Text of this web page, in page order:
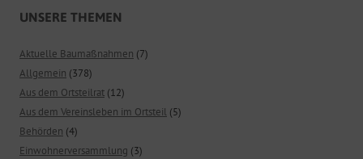
UNSERE THEMEN
Aktuelle Baumaßnahmen (7)
Allgemein (378)
Aus dem Ortsteilrat (12)
Aus dem Vereinsleben im Ortsteil (5)
Behörden (4)
Einwohnerversammlung (3)